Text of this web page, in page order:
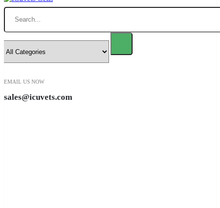
Search
EMAIL US NOW
sales@icuvets.com